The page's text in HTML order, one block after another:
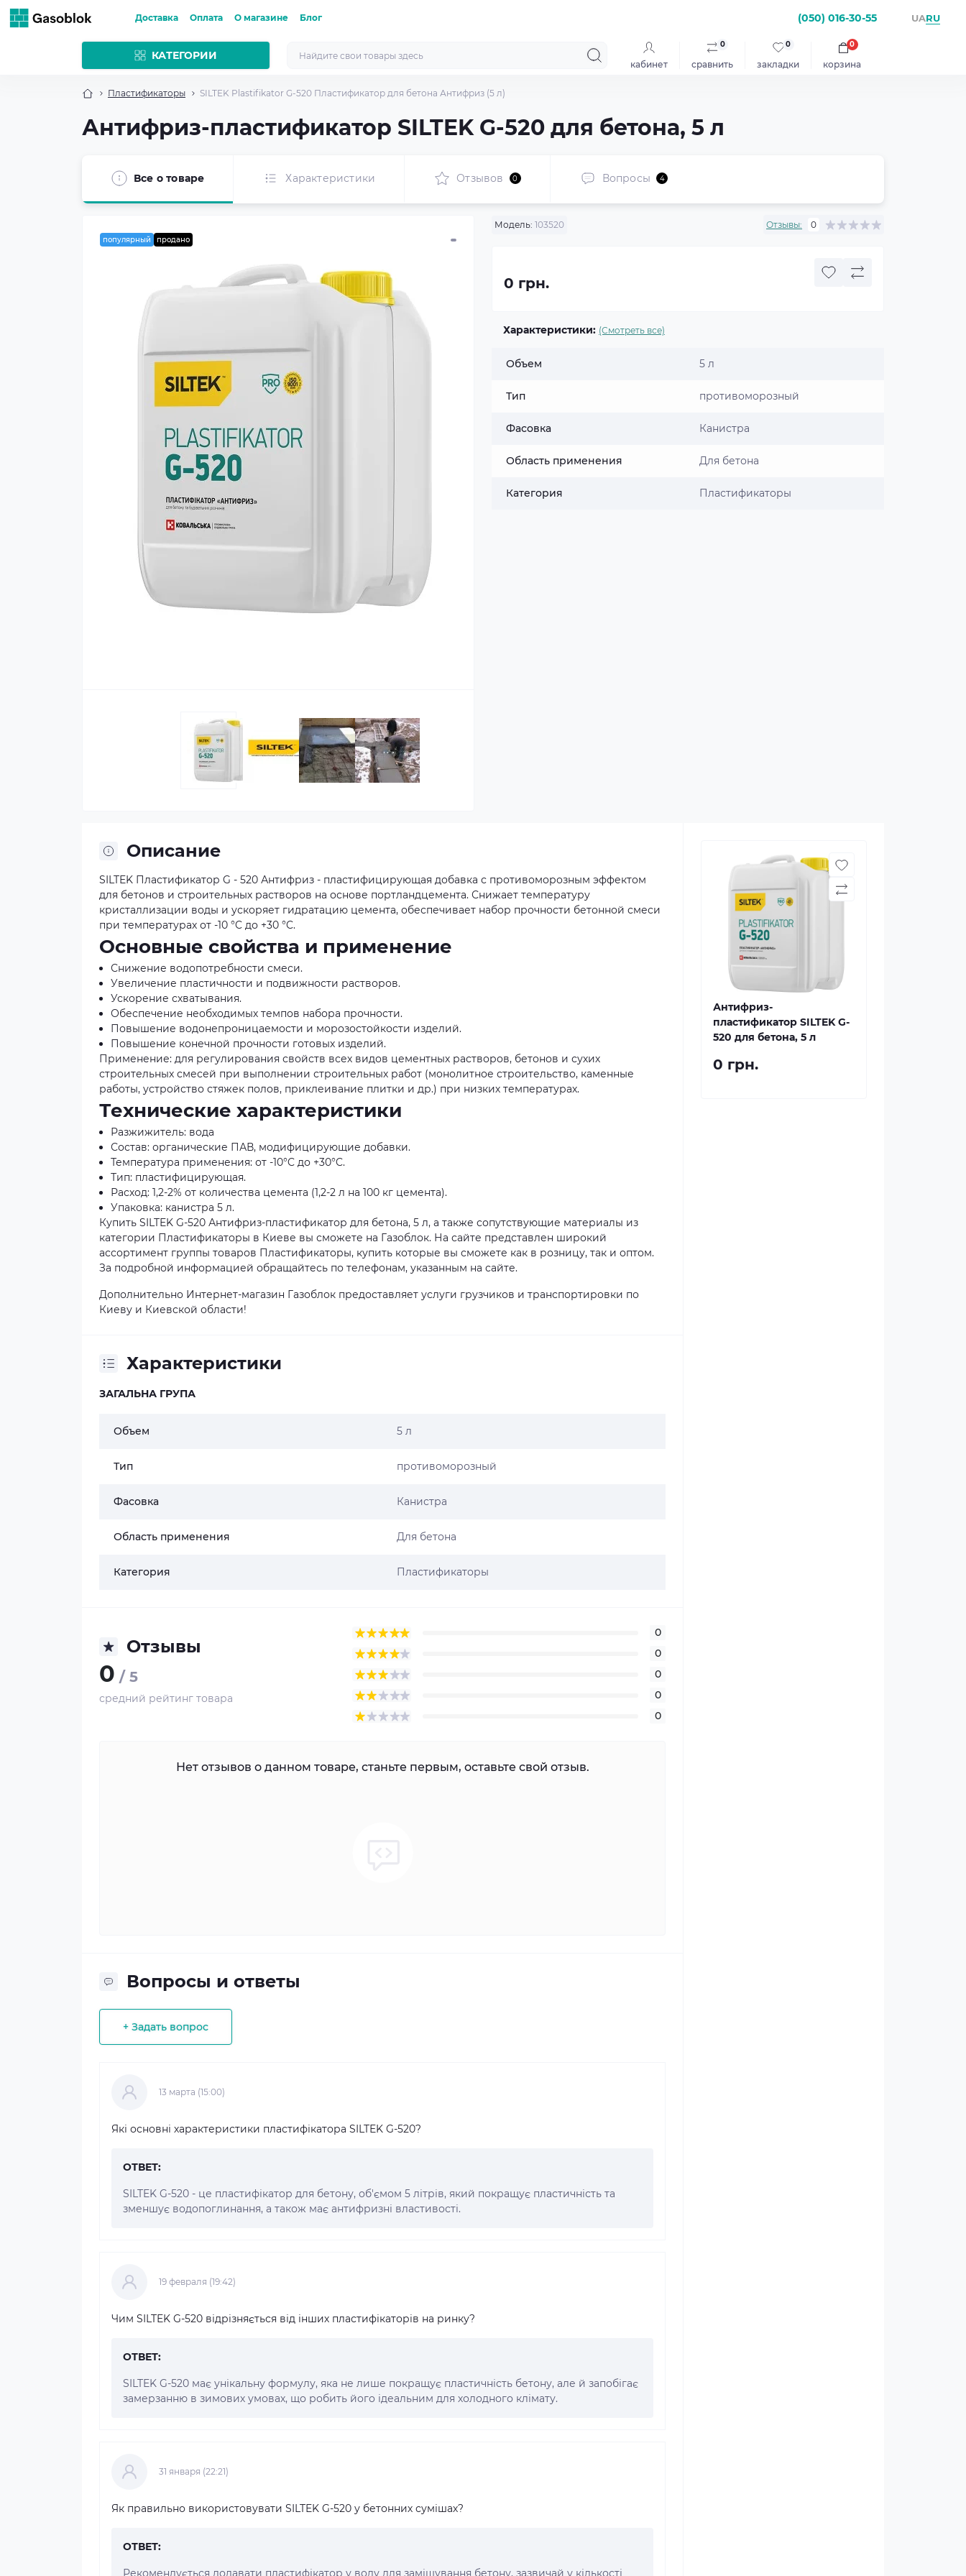
Доставка Оплата О магазине Блог (050) 016-30-55 UARU
КАТЕГОРИИ
кабинет сравнить
0
закладки
0
корзина
0
Пластификаторы SILTEK Plastifikator G-520 Пластификатор для бетона Антифриз (5 л)
Антифриз-пластификатор SILTEK G-520 для бетона, 5 л
Все о товаре Характеристики Отзывов 0 Вопросы 4
популярный продано
Модель: 103520 Отзывы: 0
0 грн.
Характеристики: (Смотреть все)
Объем 5 л
Тип противоморозный
Фасовка Канистра
Область применения Для бетона
Категория Пластификаторы
Описание
SILTEK Пластификатор G - 520 Антифриз - пластифицирующая добавка с противоморозным эффектом
для бетонов и строительных растворов на основе портландцемента. Снижает температуру
кристаллизации воды и ускоряет гидратацию цемента, обеспечивает набор прочности бетонной смеси
при температурах от -10 °C до +30 °C.
Основные свойства и применение
Снижение водопотребности смеси.
Увеличение пластичности и подвижности растворов.
Ускорение схватывания.
Обеспечение необходимых темпов набора прочности.
Повышение водонепроницаемости и морозостойкости изделий.
Повышение конечной прочности готовых изделий.
Применение: для регулирования свойств всех видов цементных растворов, бетонов и сухих
строительных смесей при выполнении строительных работ (монолитное строительство, каменные
работы, устройство стяжек полов, приклеивание плитки и др.) при низких температурах.
Технические характеристики
Разжижитель: вода
Состав: органические ПАВ, модифицирующие добавки.
Температура применения: от -10°C до +30°C.
Тип: пластифицирующая.
Расход: 1,2-2% от количества цемента (1,2-2 л на 100 кг цемента).
Упаковка: канистра 5 л.
Купить SILTEK G-520 Антифриз-пластификатор для бетона, 5 л, а также сопутствующие материалы из
категории Пластификаторы в Киеве вы сможете на Газоблок. На сайте представлен широкий
ассортимент группы товаров Пластификаторы, купить которые вы сможете как в розницу, так и оптом.
За подробной информацией обращайтесь по телефонам, указанным на сайте.
Дополнительно Интернет-магазин Газоблок предоставляет услуги грузчиков и транспортировки по
Киеву и Киевской области!
Характеристики
ЗАГАЛЬНА ГРУПА
Объем 5 л
Тип противоморозный
Фасовка Канистра
Область применения Для бетона
Категория Пластификаторы
Отзывы
0 / 5
средний рейтинг товара
0
0
0
0
0
Нет отзывов о данном товаре, станьте первым, оставьте свой отзыв.
Вопросы и ответы
+ Задать вопрос
13 марта (15:00)
Які основні характеристики пластифікатора SILTEK G-520?
ОТВЕТ:
SILTEK G-520 - це пластифікатор для бетону, об'ємом 5 літрів, який покращує пластичність та
зменшує водопоглинання, а також має антифризні властивості.
19 февраля (19:42)
Чим SILTEK G-520 відрізняється від інших пластифікаторів на ринку?
ОТВЕТ:
SILTEK G-520 має унікальну формулу, яка не лише покращує пластичність бетону, але й запобігає
замерзанню в зимових умовах, що робить його ідеальним для холодного клімату.
31 января (22:21)
Як правильно використовувати SILTEK G-520 у бетонних сумішах?
ОТВЕТ:
Рекомендується додавати пластифікатор у воду для замішування бетону, зазвичай у кількості
Антифриз-
пластификатор SILTEK G-
520 для бетона, 5 л
0 грн.